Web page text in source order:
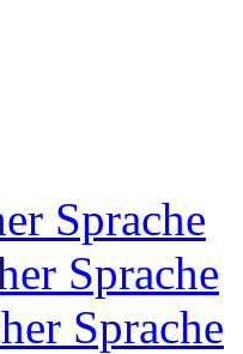
Sprache
Sprache
Sprache